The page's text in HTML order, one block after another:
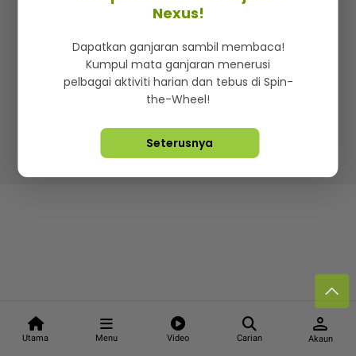
Utama Menu Video Carian
person
Akaun
Iklan di SMG360
Terma & Syarat Dasar Privasi
Lebih hot, viral dan sensasi
Hakcipta Terpelihara ©2026. Star Media Group Berhad
Nexus!
Dapatkan ganjaran sambil membaca!
Kumpul mata ganjaran menerusi
pelbagai aktiviti harian dan tebus di Spin-
the-Wheel!
Seterusnya